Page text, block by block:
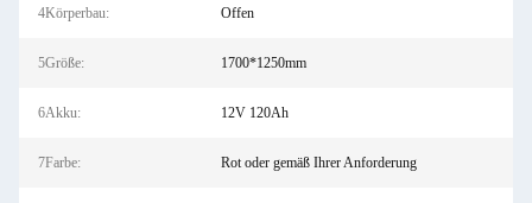
4Körperbau: Offen
5Größe: 1700*1250mm
6Akku: 12V 120Ah
7Farbe: Rot oder gemäß Ihrer Anforderung